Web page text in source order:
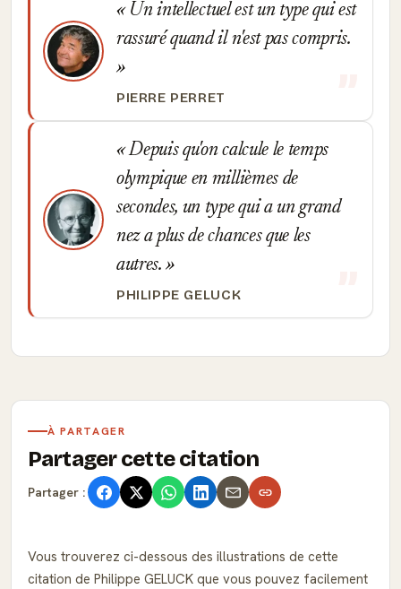
Un intellectuel est un type qui est
rassuré quand il n'est pas compris.
PIERRE PERRET
Depuis qu'on calcule le temps
olympique en millièmes de
secondes, un type qui a un grand
nez a plus de chances que les
autres.
PHILIPPE GELUCK
À PARTAGER
Partager cette citation
Partager :
Vous trouverez ci-dessous des illustrations de cette
citation de Philippe GELUCK que vous pouvez facilement